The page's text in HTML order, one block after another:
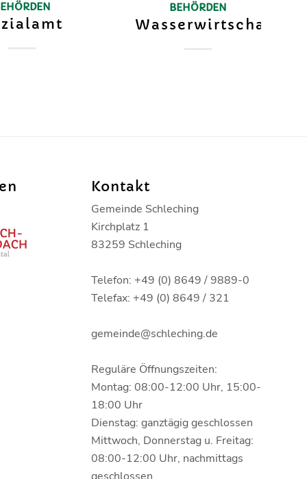
BEHÖRDEN
Kontakt
Gemeinde Schleching
Kirchplatz 1
83259 Schleching
Telefon: +49 (0) 8649 / 9889-0
Telefax: +49 (0) 8649 / 321
gemeinde@schleching.de
Reguläre Öffnungszeiten:
Montag: 08:00-12:00 Uhr, 15:00-
18:00 Uhr
Dienstag: ganztägig geschlossen
Mittwoch, Donnerstag u. Freitag:
08:00-12:00 Uhr, nachmittags